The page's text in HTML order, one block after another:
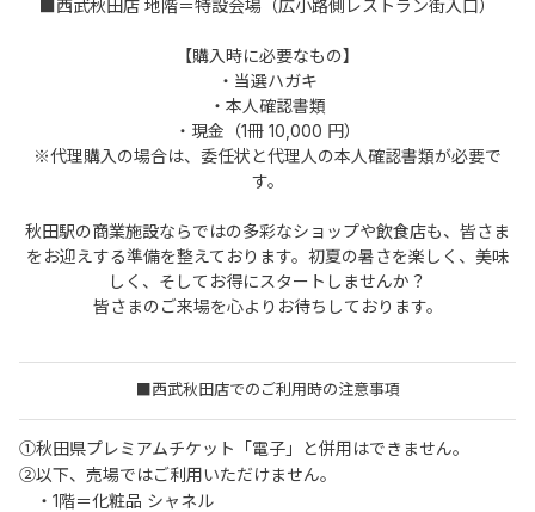
■西武秋田店 地階＝特設会場（広小路側レストラン街入口）
【購入時に必要なもの】
・当選ハガキ
・本人確認書類
・現金（1冊 10,000 円）
※代理購入の場合は、委任状と代理人の本人確認書類が必要で
す。
秋田駅の商業施設ならではの多彩なショップや飲食店も、皆さま
をお迎えする準備を整えております。初夏の暑さを楽しく、美味
しく、そしてお得にスタートしませんか？
皆さまのご来場を心よりお待ちしております。
■西武秋田店でのご利用時の注意事項
①秋田県プレミアムチケット「電子」と併用はできません。
②以下、売場ではご利用いただけません。
・1階＝化粧品 シャネル